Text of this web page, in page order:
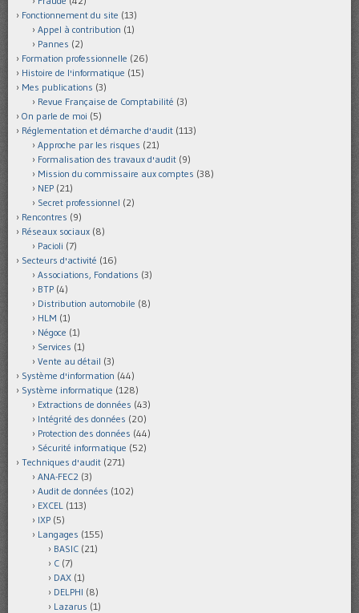
Fonctionnement du site (13)
Appel à contribution (1)
Pannes (2)
Formation professionnelle (26)
Histoire de l'informatique (15)
Mes publications (3)
Revue Française de Comptabilité (3)
On parle de moi (5)
Réglementation et démarche d'audit (113)
Approche par les risques (21)
Formalisation des travaux d'audit (9)
Mission du commissaire aux comptes (38)
NEP (21)
Secret professionnel (2)
Rencontres (9)
Réseaux sociaux (8)
Pacioli (7)
Secteurs d'activité (16)
Associations, Fondations (3)
BTP (4)
Distribution automobile (8)
HLM (1)
Négoce (1)
Services (1)
Vente au détail (3)
Système d'information (44)
Système informatique (128)
Extractions de données (43)
Intégrité des données (20)
Protection des données (44)
Sécurité informatique (52)
Techniques d'audit (271)
ANA-FEC2 (3)
Audit de données (102)
EXCEL (113)
IXP (5)
Langages (155)
BASIC (21)
C (7)
DAX (1)
DELPHI (8)
Lazarus (1)